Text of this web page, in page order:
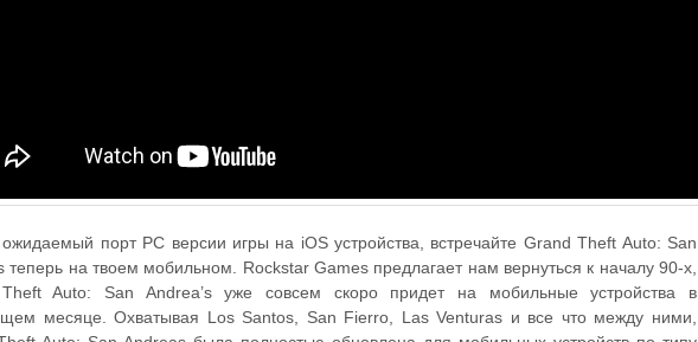
порт PC версии игры на iOS устройства, встречайте Grand Theft Auto: San
теперь на твоем мобильном. Rockstar Games предлагает нам вернуться к началу 90-х,
Auto: San Andrea’s уже совсем скоро придет на мобильные устройства в
месяце. Охватывая Los Santos, San Fierro, Las Venturas и все что между ними,